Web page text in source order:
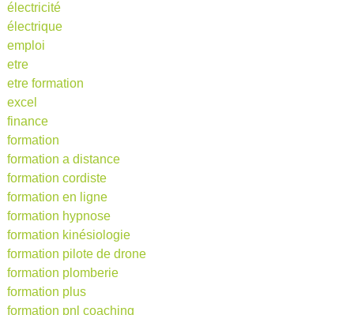
électricité
électrique
emploi
etre
etre formation
excel
finance
formation
formation a distance
formation cordiste
formation en ligne
formation hypnose
formation kinésiologie
formation pilote de drone
formation plomberie
formation plus
formation pnl coaching